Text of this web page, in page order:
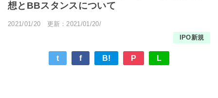
想とBBスタンスについて
2021/01/20 更新：2021/01/20/
IPO新規
t f B! P L